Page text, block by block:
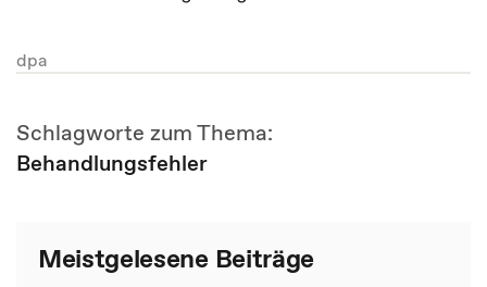
dpa
Schlagworte zum Thema:
Behandlungsfehler
Meistgelesene Beiträge